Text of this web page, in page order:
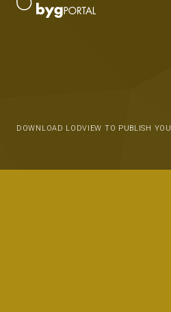
DOWNLOAD LODVIEW TO PUBLISH